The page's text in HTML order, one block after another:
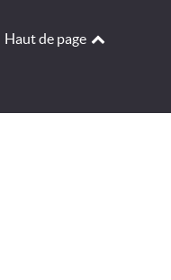
Haut de page